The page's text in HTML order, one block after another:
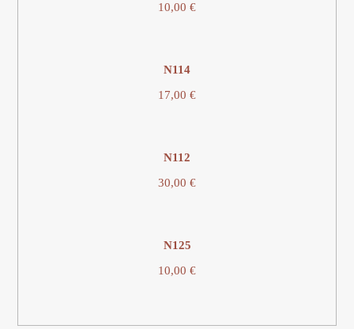
10,00 €
Ν114
17,00 €
Ν112
30,00 €
N125
10,00 €